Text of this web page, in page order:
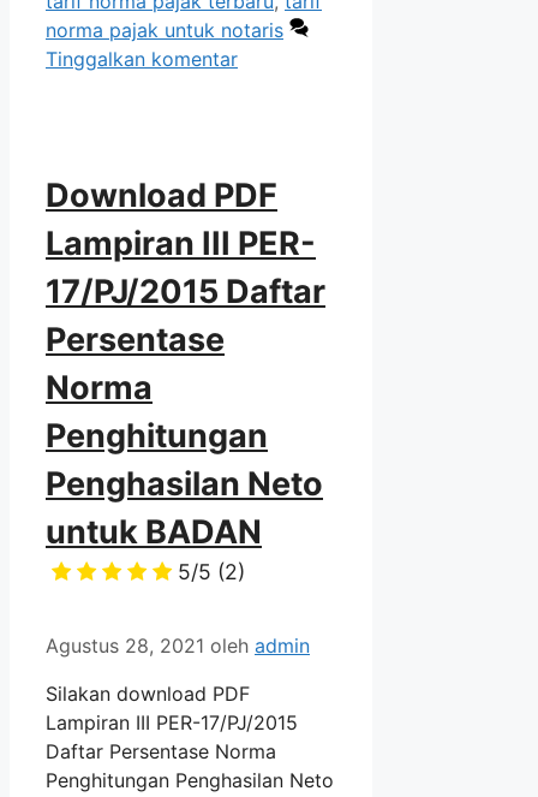
norma pajak untuk notaris
Tinggalkan komentar
Download PDF
Lampiran III PER-
17/PJ/2015 Daftar
Persentase
Norma
Penghitungan
Penghasilan Neto
untuk BADAN
5/5 (2)
Agustus 28, 2021 oleh admin
Silakan download PDF
Lampiran III PER-17/PJ/2015
Daftar Persentase Norma
Penghitungan Penghasilan Neto